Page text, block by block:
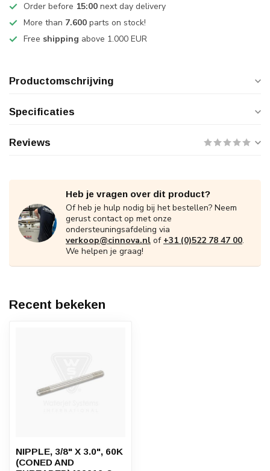
Order before 15:00 next day delivery
More than 7.600 parts on stock!
Free shipping above 1.000 EUR
Productomschrijving
Specificaties
Reviews
Heb je vragen over dit product?
Of heb je hulp nodig bij het bestellen? Neem
gerust contact op met onze
ondersteuningsafdeling via
verkoop@cinnova.nl of +31 (0)522 78 47 00.
We helpen je graag!
Recent bekeken
NIPPLE, 3/8" X 3.0", 60K
(CONED AND